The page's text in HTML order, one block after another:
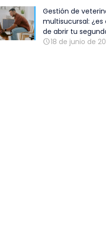
Gestión de
multisucursal:
de abrir tu
18 de junio de